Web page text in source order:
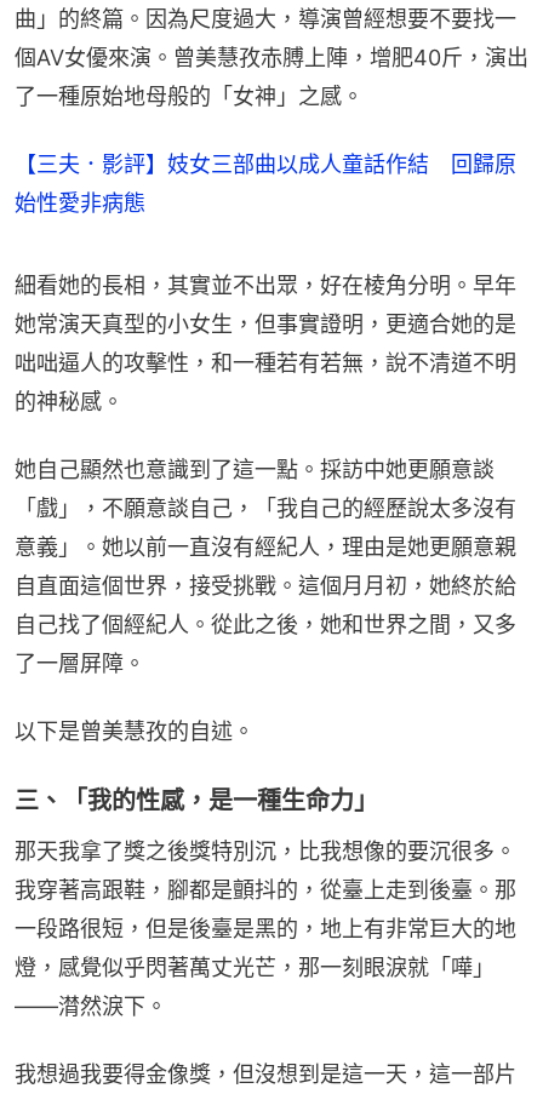
曲」的終篇。因為尺度過大，導演曾經想要不要找一
個AV女優來演。曾美慧孜赤膊上陣，增肥40斤，演出
了一種原始地母般的「女神」之感。
【三夫．影評】妓女三部曲以成人童話作結 回歸原
始性愛非病態
細看她的長相，其實並不出眾，好在棱角分明。早年
她常演天真型的小女生，但事實證明，更適合她的是
咄咄逼人的攻擊性，和一種若有若無，說不清道不明
的神秘感。
她自己顯然也意識到了這一點。採訪中她更願意談
「戲」，不願意談自己，「我自己的經歷說太多沒有
意義」。她以前一直沒有經紀人，理由是她更願意親
自直面這個世界，接受挑戰。這個月月初，她終於給
自己找了個經紀人。從此之後，她和世界之間，又多
了一層屏障。
以下是曾美慧孜的自述。
三、「我的性感，是一種生命力」
那天我拿了獎之後獎特別沉，比我想像的要沉很多。
我穿著高跟鞋，腳都是顫抖的，從臺上走到後臺。那
一段路很短，但是後臺是黑的，地上有非常巨大的地
燈，感覺似乎閃著萬丈光芒，那一刻眼淚就「嘩」
——潸然淚下。
我想過我要得金像獎，但沒想到是這一天，這一部片